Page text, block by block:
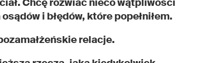
i błędów, które popełniłem.
relacje.